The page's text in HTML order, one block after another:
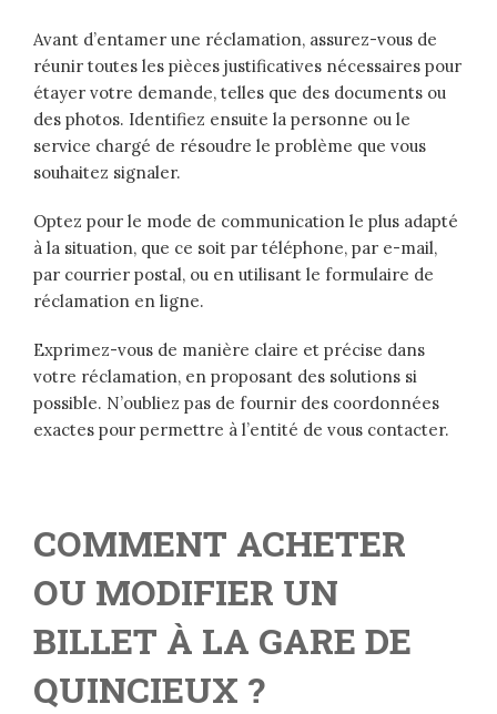
Avant d’entamer une réclamation, assurez-vous de
réunir toutes les pièces justificatives nécessaires pour
étayer votre demande, telles que des documents ou
des photos. Identifiez ensuite la personne ou le
service chargé de résoudre le problème que vous
souhaitez signaler.
Optez pour le mode de communication le plus adapté
à la situation, que ce soit par téléphone, par e-mail,
par courrier postal, ou en utilisant le formulaire de
réclamation en ligne.
Exprimez-vous de manière claire et précise dans
votre réclamation, en proposant des solutions si
possible. N’oubliez pas de fournir des coordonnées
exactes pour permettre à l’entité de vous contacter.
COMMENT ACHETER
OU MODIFIER UN
BILLET À LA GARE DE
QUINCIEUX ?